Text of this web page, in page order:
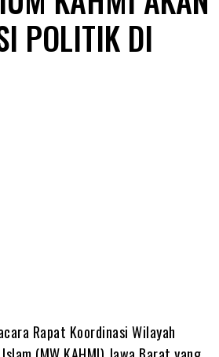
POLITIK DI
Rapat Koordinasi Wilayah